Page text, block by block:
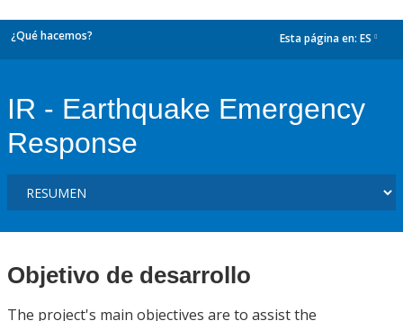
¿Qué hacemos? Esta página en: ES
IR - Earthquake Emergency
Response
Objetivo de desarrollo
The project's main objectives are to assist the